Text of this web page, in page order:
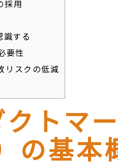
採用
識する
要性
リスクの低減
トマ
の基本